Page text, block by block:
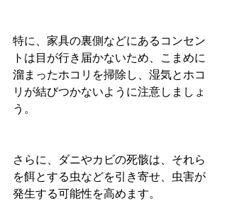
特に、家具の裏側などにあるコンセン
トは目が行き届かないため、こまめに
溜まったホコリを掃除し、湿気とホコ
リが結びつかないように注意しましょ
う。
さらに、ダニやカビの死骸は、それら
を餌とする虫などを引き寄せ、虫害が
発生する可能性を高めます。